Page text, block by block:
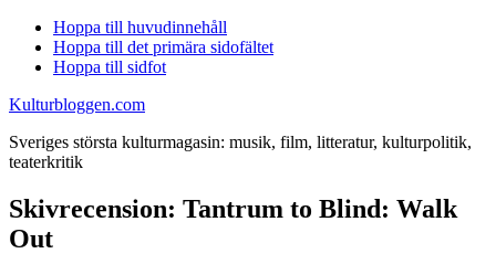
Hoppa till huvudinnehåll
Hoppa till det primära sidofältet
Hoppa till sidfot
Kulturbloggen.com
Sveriges största kulturmagasin: musik, film, litteratur, kulturpolitik,
teaterkritik
Skivrecension: Tantrum to Blind: Walk
Out